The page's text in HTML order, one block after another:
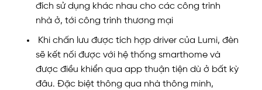
đích sử dụng khác nhau cho các công trình
nhà ở, tới công trình thương mại
Khi chấn lưu được tích hợp driver của Lumi, đèn
sẽ kết nối được với hệ thống smarthome và
được điều khiển qua app thuận tiện dù ở bất kỳ
đâu. Đặc biệt thông qua nhà thông minh,